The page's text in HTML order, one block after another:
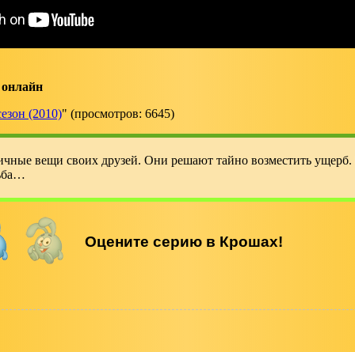
(2010)" (просмотров: 6645)
вещи своих друзей. Они решают тайно возместить